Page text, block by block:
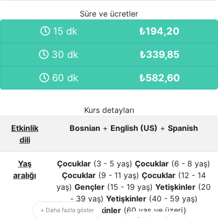
Süre ve ücretler
15 dk ₺194,20
30 dk
₺339,85
60 dk
₺582,60
Kurs detayları
Etkinlik
dili
Bosnian + English (US) + Spanish
Yaş
aralığı
Çocuklar (3 - 5 yaş) Çocuklar (6 - 8 yaş)
Çocuklar(9 - 11 yaş) Çocuklar(12 - 14
yaş) Gençler (15 - 19 yaş) Yetişkinler (20
- 39 yaş) Yetişkinler(40 - 59 yaş)
Yetişkinler (60 yaş ve üzeri)
+ Daha fazla göster